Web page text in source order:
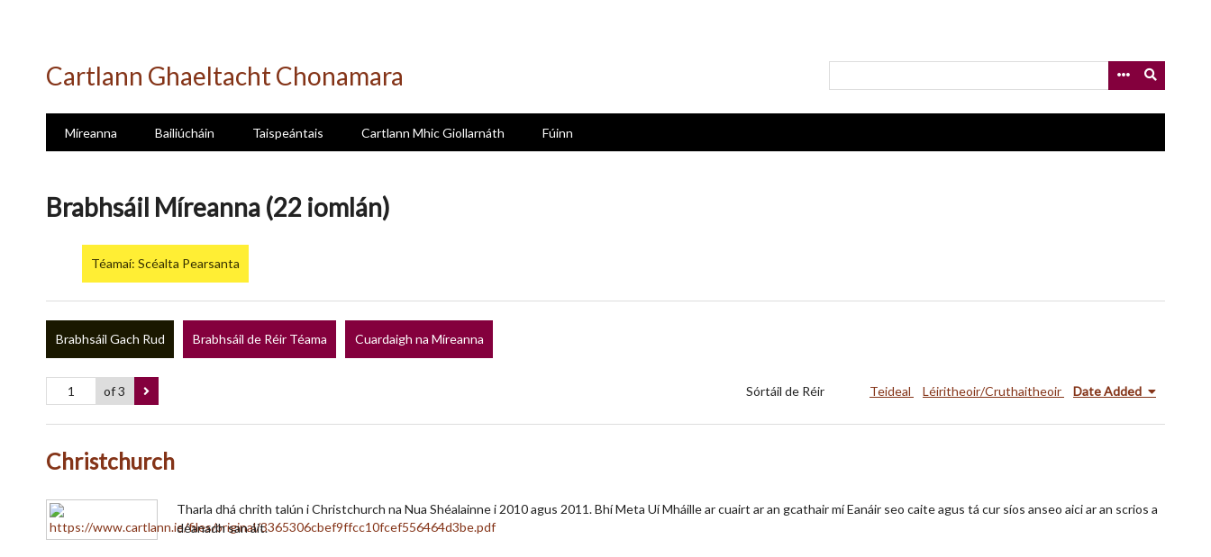
Cartlann Ghaeltacht Chonamara
Míreanna Bailiúcháin Taispeántais Cartlann Mhic Giollarnáth Fúinn
Brabhsáil Míreanna (22 iomlán)
Téamaí: Scéalta Pearsanta
Brabhsáil Gach Rud Brabhsáil de Réir Téama Cuardaigh na Míreanna
of 3 Sórtáil de Réir Teideal Léiritheoir/Cruthaitheoir Date Added
Christchurch
Tharla dhá chrith talún i Christchurch na Nua Shéalainne i 2010 agus 2011. Bhí Meta Uí Mháille ar cuairt ar an gcathair mí Eanáir seo caite agus tá cur síos anseo aici ar an scrios a
déanadh san áit.